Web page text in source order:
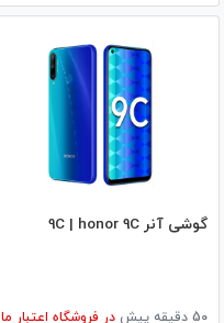
گوشی آنر 9C | honor 9C
50 دقیقه پیش در فروشگاه اعتبار ما